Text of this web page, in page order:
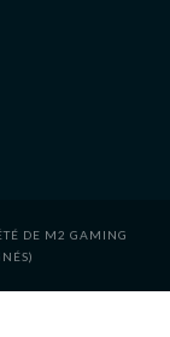
DE M2 GAMING